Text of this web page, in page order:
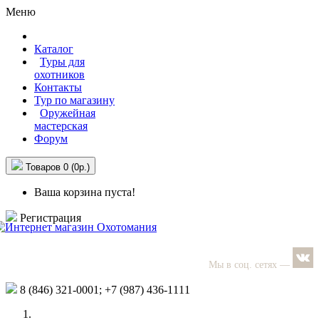
Меню
Каталог
Туры для
охотников
Контакты
Тур по магазину
Оружейная
мастерская
Форум
Товаров 0 (0р.)
Ваша корзина пуста!
Регистрация
Мы в соц. сетях —
8 (846) 321-0001; +7 (987) 436-1111